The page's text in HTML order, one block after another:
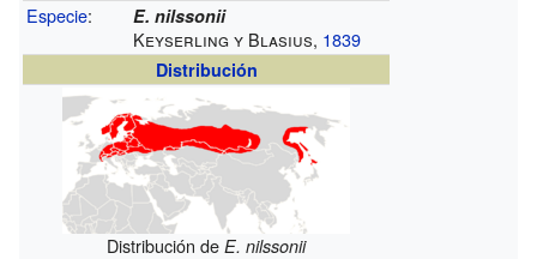
Especie: E. nilssonii
Keyserling y Blasius, 1839
Distribución
Distribución deE. nilssonii